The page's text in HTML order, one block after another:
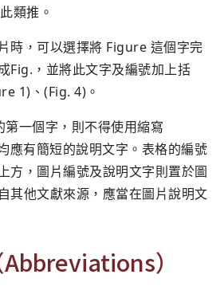
類推。
時，可以選擇將 Figure 這個字完
Fig.，並將此文字及編號加上括
1)、(Fig. 4)。
一個字，則不得使用縮寫
應有簡短的說明文字。表格的編號
方，圖片編號及說明文字則置於圖
其他文獻來源，應當在圖片說明文
）